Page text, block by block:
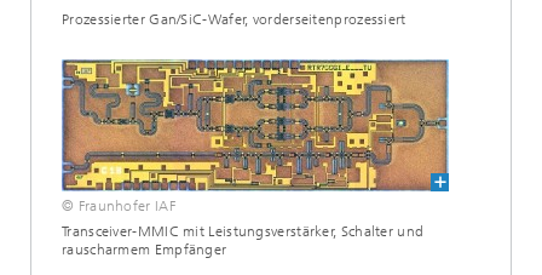
Prozessierter Gan/SiC-Wafer, vorderseitenprozessiert
© Fraunhofer IAF
Transceiver-MMIC mit Leistungsverstärker, Schalter und
rauscharmem Empfänger